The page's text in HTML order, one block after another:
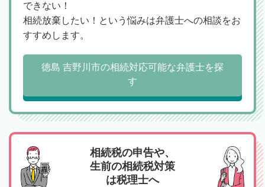
できない！
相続放棄したい！という悩みは弁護士への相談をお
すすめします。
徳島 吉野川市の相続対応可能な弁護士を探
す
相続税の申告や、
生前の相続税対策
は税理士へ